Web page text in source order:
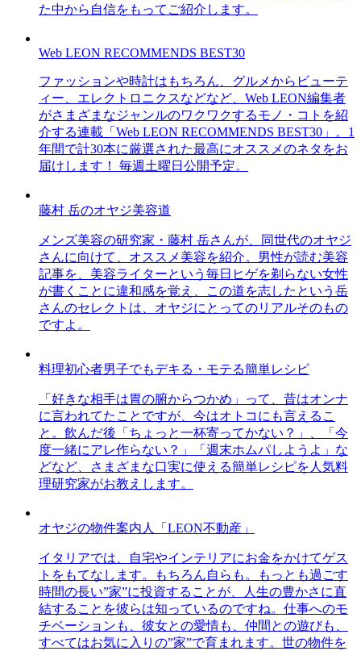
た中から自信をもってご紹介します。
Web LEON RECOMMENDS BEST30
ファッションや時計はもちろん、グルメからビューテ
ィー、エレクトロニクスなどなど、Web LEON編集者
がさまざまなジャンルのワクワクするモノ・コトを紹
介する連載「Web LEON RECOMMENDS BEST30」。1
年間で計30本に厳選された最高にオススメのネタをお
届けします！ 毎週土曜日公開予定。
藤村 岳のオヤジ美容道
メンズ美容の研究家・藤村 岳さんが、同世代のオヤジ
さんに向けて、オススメ美容を紹介。男性が読む美容
記事を、美容ライターという毎日ヒゲを剃らない女性
が書くことに違和感を覚え、この道を志したという岳
さんのセレクトは、オヤジにとってのリアルそのもの
ですよ。
料理初心者男子でもデキる・モテる簡単レシピ
「好きな相手は胃の腑からつかめ」って、昔はオンナ
に言われてたことですが、今はオトコにも言えるこ
と。飲んだ後「ちょっと一杯寄ってかない？」、「今
度一緒にアレ作らない？」「週末ホムパしようよ」な
どなど、さまざまな口実に使える簡単レシピを人気料
理研究家がお教えします。
オヤジの物件案内人「LEON不動産」
イタリアでは、自宅やインテリアにお金をかけてゲス
トをもてなします。もちろん自らも。もっとも過ごす
時間の長い”家”に投資することが、人生の豊かさに直
結することを彼らは知っているのですね。仕事へのモ
チベーションも、彼女との愛情も、仲間との遊びも、
すべてはお気に入りの”家”で育まれます。世の物件を